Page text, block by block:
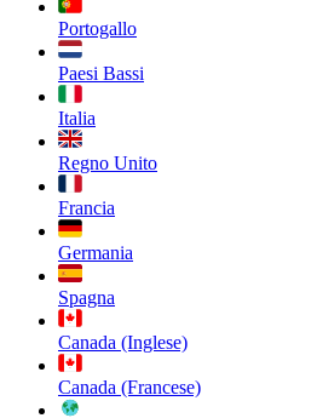
Portogallo
Paesi Bassi
Italia
Regno Unito
Francia
Germania
Spagna
Canada (Inglese)
Canada (Francese)